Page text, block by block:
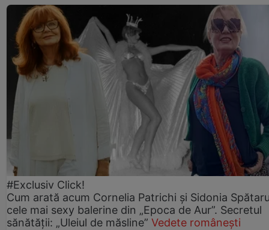
#Exclusiv Click!
Cum arată acum Cornelia Patrichi și Sidonia
cele mai sexy balerine din „Epoca de Aur”. Secretul
sănătății: „Uleiul de măsline” Vedete românești